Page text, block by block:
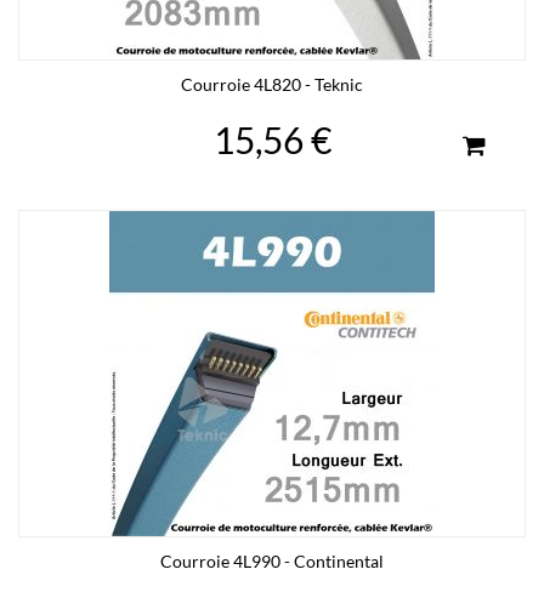
Courroie 4L820 - Teknic
15,56 €
Courroie 4L990 - Continental